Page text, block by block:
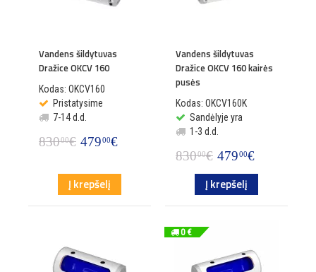
Vandens šildytuvas
Dražice OKCV 160
Kodas: OKCV160
Pristatysime
7-14 d.d.
83000€ 47900€
Į krepšelį
Vandens šildytuvas
Dražice OKCV 160 kairės
pusės
Kodas: OKCV160K
Sandėlyje yra
1-3 d.d.
83000€ 47900€
Į krepšelį
0 €